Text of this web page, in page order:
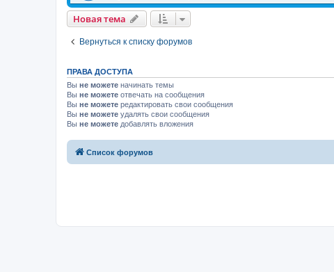
Новая тема
Вернуться к списку форумов
ПРАВА ДОСТУПА
Вы не можете начинать темы
Вы не можете отвечать на сообщения
Вы не можете редактировать свои сообщения
Вы не можете удалять свои сообщения
Вы не можете добавлять вложения
Список форумов